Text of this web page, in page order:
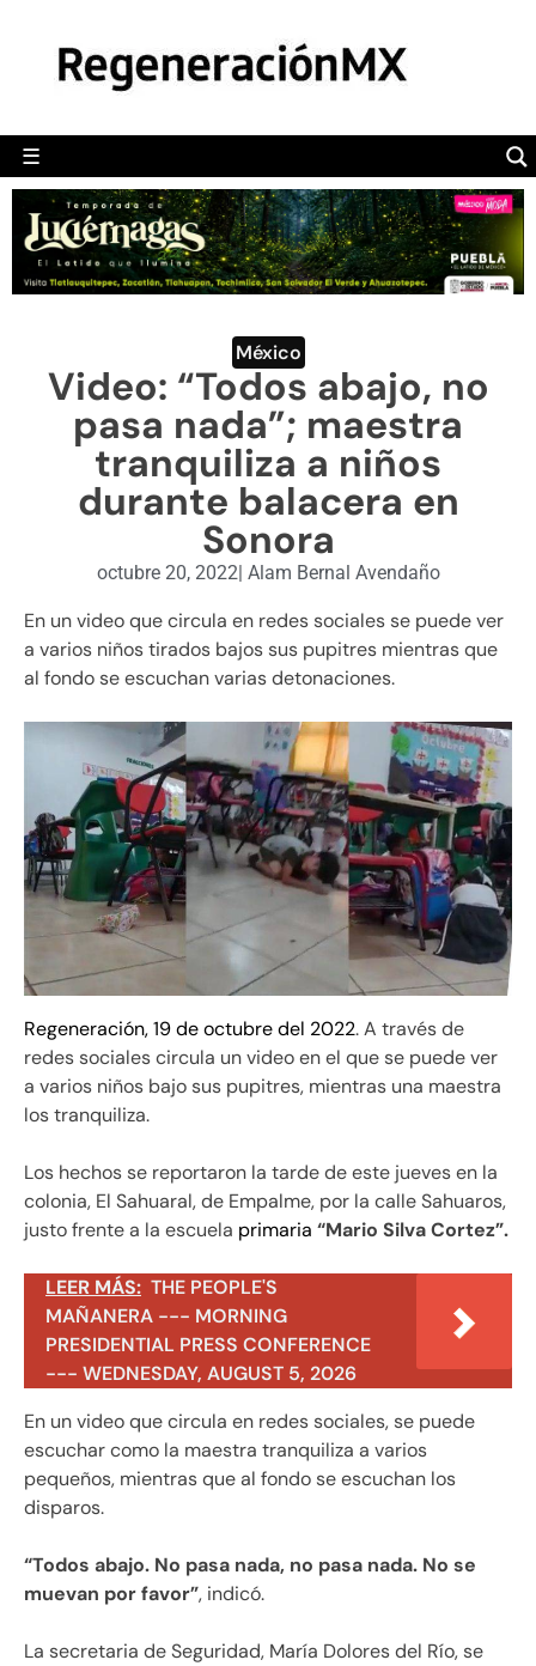
☰
POLÍTICA
CAMALEÓN
OPINIÓN
DEPORTES
ENGLISH SECTION
VIDEOS
México
Video: “Todos abajo, no
pasa nada”; maestra
tranquiliza a niños
durante balacera en
Sonora
octubre 20, 2022| Alam Bernal Avendaño
En un video que circula en redes sociales se puede ver
a varios niños tirados bajos sus pupitres mientras que
al fondo se escuchan varias detonaciones.
Regeneración, 19 de octubre del 2022. A través de
redes sociales circula un video en el que se puede ver
a varios niños bajo sus pupitres, mientras una maestra
los tranquiliza.
Los hechos se reportaron la tarde de este jueves en la
colonia, El Sahuaral, de Empalme, por la calle Sahuaros,
justo frente a la escuela primaria “Mario Silva Cortez”.
LEER MÁS: THE PEOPLE'S
MAÑANERA --- MORNING
PRESIDENTIAL PRESS CONFERENCE
--- WEDNESDAY, AUGUST 5, 2026
En un video que circula en redes sociales, se puede
escuchar como la maestra tranquiliza a varios
pequeños, mientras que al fondo se escuchan los
disparos.
“Todos abajo. No pasa nada, no pasa nada. No se
muevan por favor”, indicó.
La secretaria de Seguridad, María Dolores del Río, se